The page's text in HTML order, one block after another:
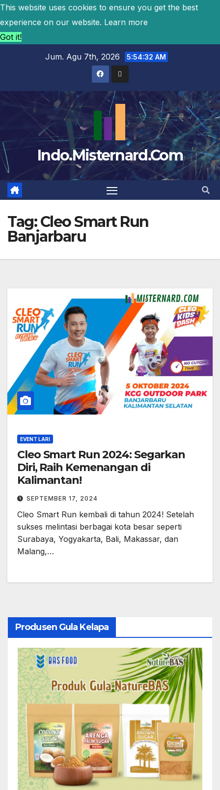
This website uses cookies to ensure you get the best
experience on our website. Learn more
Got it!
Jum. Agu 7th, 2026
5:54:33 AM
Indo.Misternard.Com
Tag:Cleo Smart Run
Banjarbaru
EVENT LARI
Cleo Smart Run 2024: Segarkan
Diri, Raih Kemenangan di
Kalimantan!
SEPTEMBER 17, 2024
Cleo Smart Run kembali di tahun 2024! Setelah
sukses melintasi berbagai kota besar seperti
Surabaya, Yogyakarta, Bali, Makassar, dan
Malang,…
Produsen Gula Kelapa